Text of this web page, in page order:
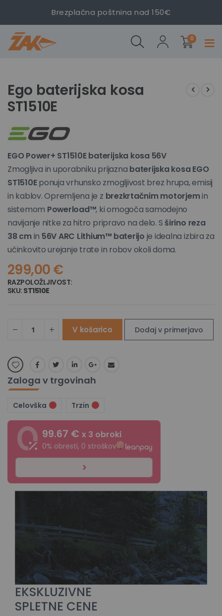
Brezplačna poštnina nad 150€
0izdelki
na
konec
galerije
slik
baterijska
kosa
na
začetek
galerije
slik
Ego baterijska kosa
ST1510E
EGO Power+ ST1510E baterijska kosa 56V
Zmogljiva in uporabniku prijazna baterijska kosa EGO
ST1510Eponuja vrhunsko zmogljivost brez hrupa, emisij
in kablov. Opremljena je z brezkrtačnim motorjemin
sistemom Powerload™, ki omogoča samodejno
navijanje nitke za hitro pripravo na delo. S širino reza
38 cmin 56V ARC Lithium™ baterijo je idealna izbira za
učinkovito urejanje trate in robov okoli doma.
299,00 €
RAZPOLOŽLJIVOST:
SKU ST1510E
V košarico Dodaj v primerjavo
Zaloga v trgovinah
Celovška Trzin
99.67 € x 3 obroki
0% obresti, 0 stroškov
EKSKLUZIVNE
SPLETNE CENE